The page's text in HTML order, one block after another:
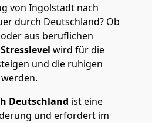
von Ingolstadt nach
durch Deutschland? Ob
aus beruflichen
wird für die
und die ruhigen
Deutschland ist eine
und erfordert im